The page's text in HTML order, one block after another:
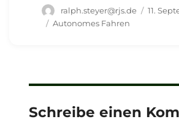
Autor
ralph.steyer@rjs.de
11.
Schlagwörter
Autonomes Fahren
Schreibe einen